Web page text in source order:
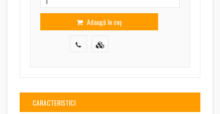
Adaugă în coș
CARACTERISTICI